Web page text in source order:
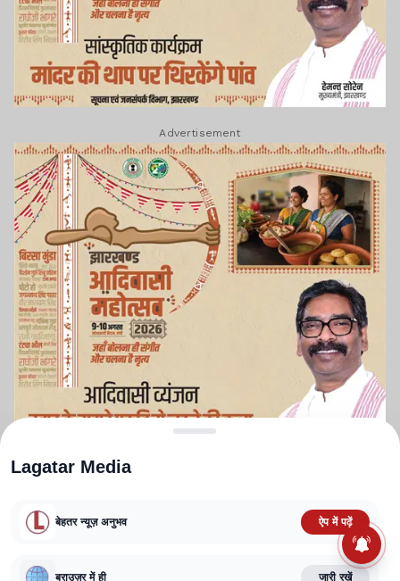
Advertisement
TERMS AND CONDITIONS
CORRECTIONS POLICY
FACT CHECKING POLICY
Lagatar Media
बेहतर न्यूज़ अनुभव ऐप में पढ़ें
ब्राउज़र में ही जारी रखें